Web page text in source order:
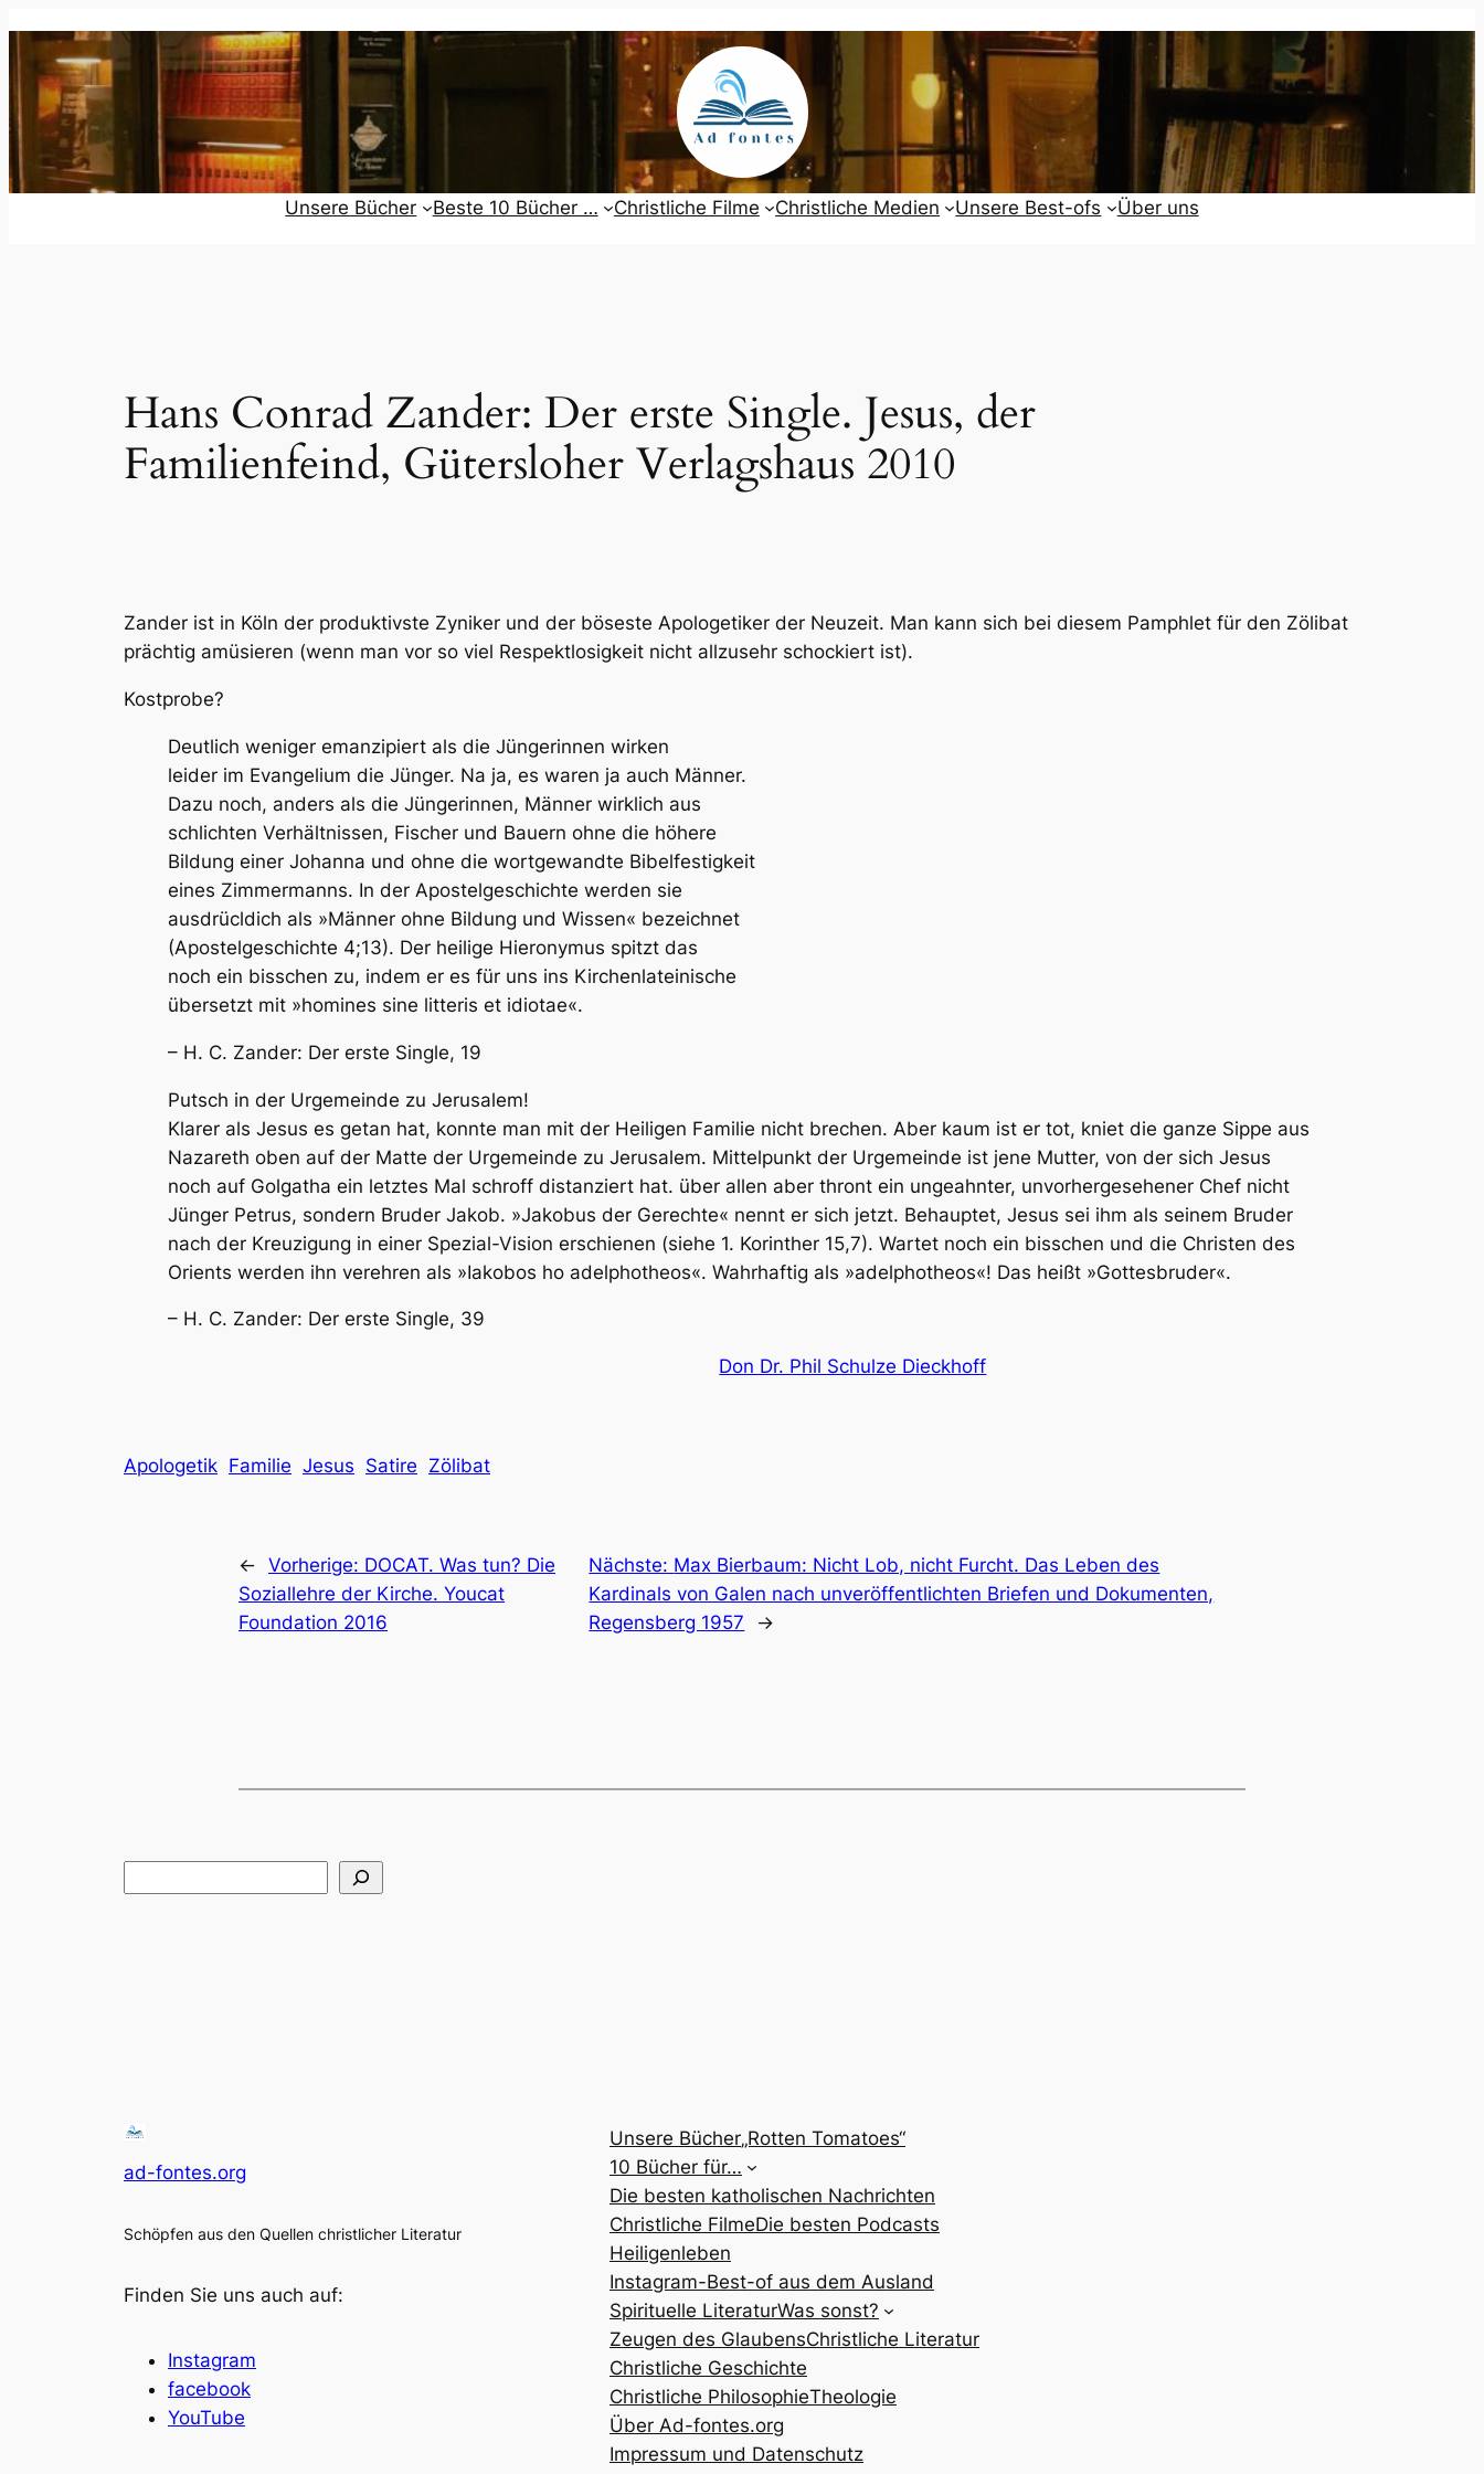
springen
Unsere Bücher Beste 10 Bücher … Christliche Filme Christliche Medien Unsere Best-ofs Über uns
Hans Conrad Zander: Der erste Single. Jesus, der
Familienfeind, Gütersloher Verlagshaus 2010
Zander ist in Köln der produktivste Zyniker und der böseste Apologetiker der Neuzeit. Man kann sich bei diesem Pamphlet für den Zölibat
prächtig amüsieren (wenn man vor so viel Respektlosigkeit nicht allzusehr schockiert ist).
Kostprobe?
Deutlich weniger emanzipiert als die Jüngerinnen wirken
leider im Evangelium die Jünger. Na ja, es waren ja auch Männer.
Dazu noch, anders als die Jüngerinnen, Männer wirklich aus
schlichten Verhältnissen, Fischer und Bauern ohne die höhere
Bildung einer Johanna und ohne die wortgewandte Bibelfestigkeit
eines Zimmermanns. In der Apostelgeschichte werden sie
ausdrücldich als »Männer ohne Bildung und Wissen« bezeichnet
(Apostelgeschichte 4;13). Der heilige Hieronymus spitzt das
noch ein bisschen zu, indem er es für uns ins Kirchenlateinische
übersetzt mit »homines sine litteris et idiotae«.
– H. C. Zander: Der erste Single, 19
Putsch in der Urgemeinde zu Jerusalem!
Klarer als Jesus es getan hat, konnte man mit der Heiligen Familie nicht brechen. Aber kaum ist er tot, kniet die ganze Sippe aus
Nazareth oben auf der Matte der Urgemeinde zu Jerusalem. Mittelpunkt der Urgemeinde ist jene Mutter, von der sich Jesus
noch auf Golgatha ein letztes Mal schroff distanziert hat. über allen aber thront ein ungeahnter, unvorhergesehener Chef nicht
Jünger Petrus, sondern Bruder Jakob. »Jakobus der Gerechte« nennt er sich jetzt. Behauptet, Jesus sei ihm als seinem Bruder
nach der Kreuzigung in einer Spezial-Vision erschienen (siehe 1. Korinther 15,7). Wartet noch ein bisschen und die Christen des
Orients werden ihn verehren als »Iakobos ho adelphotheos«. Wahrhaftig als »adelphotheos«! Das heißt »Gottesbruder«.
– H. C. Zander: Der erste Single, 39
Don Dr. Phil Schulze Dieckhoff
Apologetik Familie Jesus Satire Zölibat
← Vorherige: DOCAT. Was tun? Die
Soziallehre der Kirche. Youcat
Foundation 2016
Nächste: Max Bierbaum: Nicht Lob, nicht Furcht. Das Leben des
Kardinals von Galen nach unveröffentlichten Briefen und Dokumenten,
Regensberg 1957
→
ad-fontes.org
Schöpfen aus den Quellen christlicher Literatur
Finden Sie uns auch auf:
Instagram
facebook
YouTube
Unsere Bücher„Rotten Tomatoes“
10 Bücher für…
Die besten katholischen Nachrichten
Christliche FilmeDie besten Podcasts
Heiligenleben
Instagram-Best-of aus dem Ausland
Spirituelle LiteraturWas sonst?
Zeugen des GlaubensChristliche Literatur
Christliche Geschichte
Christliche PhilosophieTheologie
Über Ad-fontes.org
Impressum und Datenschutz